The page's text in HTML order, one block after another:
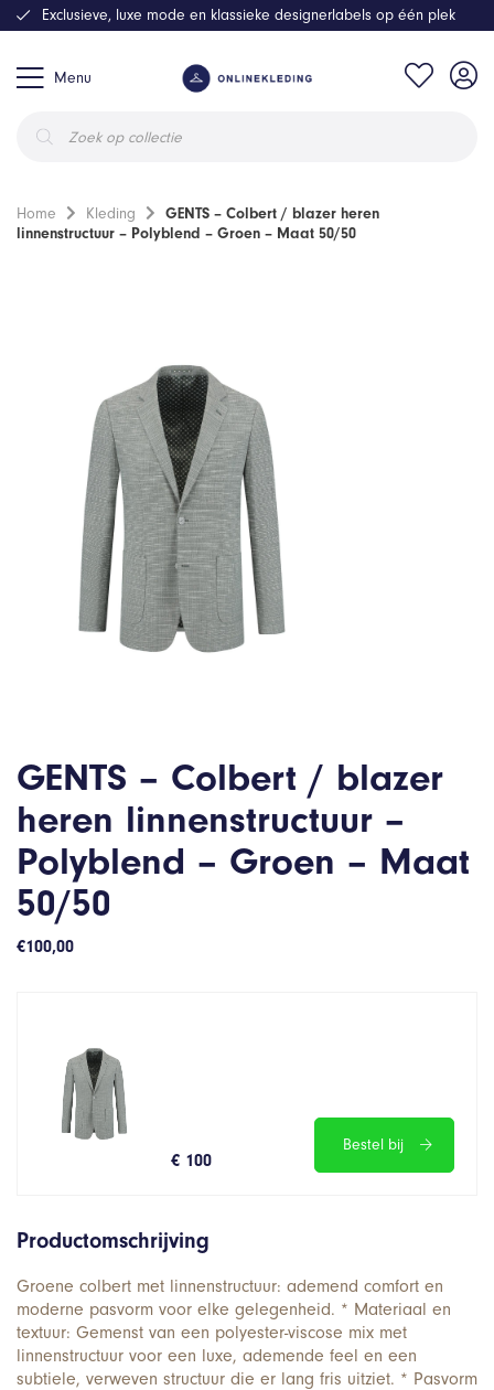
Menu
zoeken
Exclusieve, luxe mode en klassieke designerlabels op één plek
Home Kleding
GENTS – Colbert / blazer heren
linnenstructuur – Polyblend – Groen – Maat 50/50
GENTS – Colbert / blazer
heren linnenstructuur –
Polyblend – Groen – Maat
50/50
€100,00
€ 100
Bestel bij
Productomschrijving
Groene colbert met linnenstructuur: ademend comfort en
moderne pasvorm voor elke gelegenheid. * Materiaal en
textuur: Gemenst van een polyester-viscose mix met
linnenstructuur voor een luxe, ademende feel en een
subtiele, verweven structuur die er lang fris uitziet. * Pasvorm